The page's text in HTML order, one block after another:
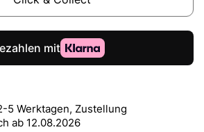
5 Werktagen, Zustellung
ab 12.08.2026